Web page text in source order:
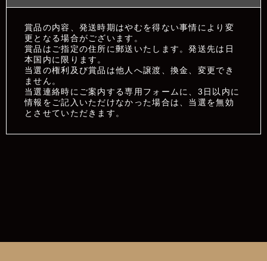
賞品の内容、発送時期はやむを得ない事情により変
更となる場合がございます。
賞品はご指定の住所に郵送いたします。発送先は日
本国内に限ります。
当選の権利及び賞品は他人へ譲渡、換金、変更でき
ません。
当選連絡時にご案内する専用フォームに、3日以内に
情報をご記入いただけなかった場合は、当選を無効
とさせていただきます。